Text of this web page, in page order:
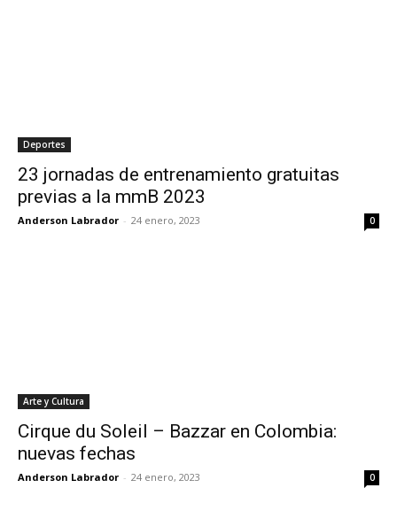
Deportes
23 jornadas de entrenamiento gratuitas
previas a la mmB 2023
Anderson Labrador - 24 enero, 2023 0
Arte y Cultura
Cirque du Soleil – Bazzar en Colombia:
nuevas fechas
Anderson Labrador - 24 enero, 2023 0